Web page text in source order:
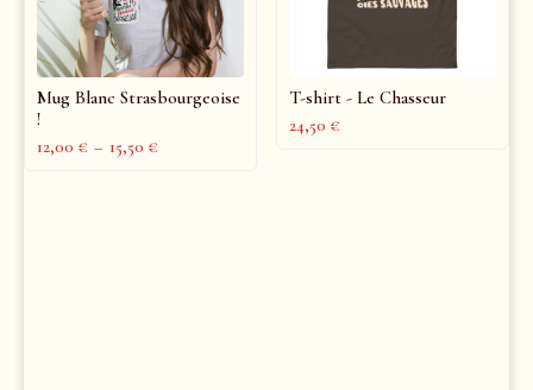
Mug Blanc Strasbourgeoise
!
12,00 € – 15,50 €
T-shirt - Le Chasseur
24,50 €